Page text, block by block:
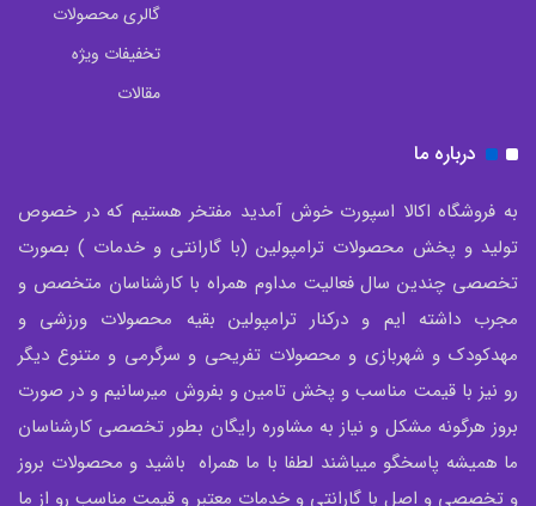
گالری محصولات
تخفیفات ویژه
مقالات
درباره ما
به فروشگاه اکالا اسپورت خوش آمدید مفتخر هستیم که در خصوص
تولید و پخش محصولات ترامپولین (با گارانتی و خدمات ) بصورت
تخصصی چندین سال فعالیت مداوم همراه با کارشناسان متخصص و
مجرب داشته ایم و درکنار ترامپولین بقیه محصولات ورزشی و
مهدکودک و شهربازی و محصولات تفریحی و سرگرمی و متنوع دیگر
رو نیز با قیمت مناسب و پخش تامین و بفروش میرسانیم و در صورت
بروز هرگونه مشکل و نیاز به مشاوره رایگان بطور تخصصی کارشناسان
ما همیشه پاسخگو میباشند لطفا با ما همراه باشید و محصولات بروز
و تخصصی و اصل با گارانتی و خدمات معتبر و قیمت مناسب رو از ما